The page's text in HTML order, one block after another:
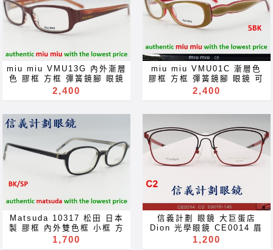
miu miu VMU13G 內外漸層
色 膠框 方框 彈簧鏡腳 眼鏡
可配 近視 老花 多焦點 鏡片
變色鏡片 全视线 变色镜片
optical frames spectacles
glasses Rx prescription
for near far sighted
reading glass sunglasses
blue ray of light block
lenses blue light block
filter eyeglasses
Des lunettes نظارات очки
Brýle Mga Salamin
occhiali Gläser szemüveg
Окуляри bril Kính
glasögon Gelas चश्मा めが
2,400
miu miu VMU01C 漸層色
膠框 方框 彈簧鏡腳 眼鏡 可
配 近視 老花 多焦點 鏡片 近
optical frames spectacles
glasses Rx prescription
for near far sighted
reading glass sunglasses
blue ray of light block
filter eyeglasses
Акуляры Kacamata Gafas
Des lunettes نظارات очки
Brýle Mga Salamin
occhiali Gläser szemüveg
Окуляри bril Kính
glasögon Gelas चश्मा めが
2,400
Matsuda 10317 松田 日本
製 膠框 內外雙色框 小框 方
框 可配 抗藍光 變色鏡片
1,700
信義計劃 眼鏡 大巨蛋店
Dion 光學眼鏡 CE0014 眉
框 圓框 titanium 鈦金屬 鏤
1,200